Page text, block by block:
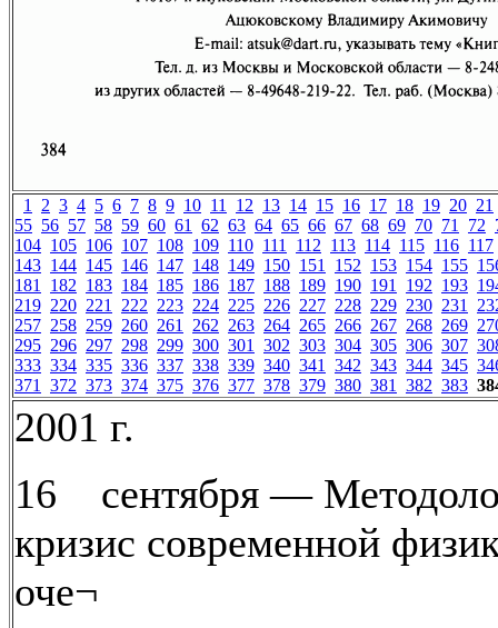
1 2 3 4 5 6 7 8 9 10 11 12 13 14 15 16 17 18 19 20 21
55 56 57 58 59 60 61 62 63 64 65 66 67 68 69 70 71 72
104 105 106 107 108 109 110 111 112 113 114 115 116 117
143 144 145 146 147 148 149 150 151 152 153 154 155
181 182 183 184 185 186 187 188 189 190 191 192 193
219 220 221 222 223 224 225 226 227 228 229 230 231
257 258 259 260 261 262 263 264 265 266 267 268 269
295 296 297 298 299 300 301 302 303 304 305 306 307
333 334 335 336 337 338 339 340 341 342 343 344 345
371 372 373 374 375 376 377 378 379 380 381 382 383
2001 г.
16 сентября —
кризис современной
оче¬